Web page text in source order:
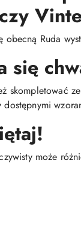
obecną Ruda
się
skompletować
dostępnymi
może